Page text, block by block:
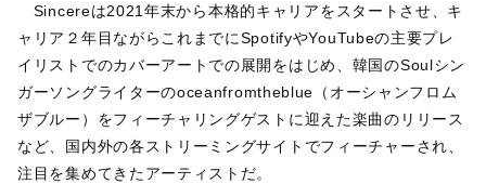
Sincereは2021年末から本格的キャリアをスタートさせ、キ
ャリア２年目ながらこれまでにSpotifyやYouTubeの主要プレ
イリストでのカバーアートでの展開をはじめ、韓国のSoulシン
ガーソングライターのoceanfromtheblue（オーシャンフロム
ザブルー）をフィーチャリングゲストに迎えた楽曲のリリース
など、国内外の各ストリーミングサイトでフィーチャーされ、
注目を集めてきたアーティストだ。